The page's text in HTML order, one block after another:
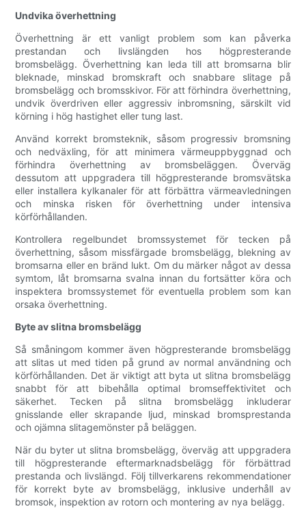
Undvika överhettning
Överhettning är ett vanligt problem som kan påverka
prestandan och livslängden hos högpresterande
bromsbelägg. Överhettning kan leda till att bromsarna blir
bleknade, minskad bromskraft och snabbare slitage på
bromsbelägg och bromsskivor. För att förhindra överhettning,
undvik överdriven eller aggressiv inbromsning, särskilt vid
körning i hög hastighet eller tung last.
Använd korrekt bromsteknik, såsom progressiv bromsning
och nedväxling, för att minimera värmeuppbyggnad och
förhindra överhettning av bromsbeläggen. Överväg
dessutom att uppgradera till högpresterande bromsvätska
eller installera kylkanaler för att förbättra värmeavledningen
och minska risken för överhettning under intensiva
körförhållanden.
Kontrollera regelbundet bromssystemet för tecken på
överhettning, såsom missfärgade bromsbelägg, blekning av
bromsarna eller en bränd lukt. Om du märker något av dessa
symtom, låt bromsarna svalna innan du fortsätter köra och
inspektera bromssystemet för eventuella problem som kan
orsaka överhettning.
Byte av slitna bromsbelägg
Så småningom kommer även högpresterande bromsbelägg
att slitas ut med tiden på grund av normal användning och
körförhållanden. Det är viktigt att byta ut slitna bromsbelägg
snabbt för att bibehålla optimal bromseffektivitet och
säkerhet. Tecken på slitna bromsbelägg inkluderar
gnisslande eller skrapande ljud, minskad bromsprestanda
och ojämna slitagemönster på beläggen.
När du byter ut slitna bromsbelägg, överväg att uppgradera
till högpresterande eftermarknadsbelägg för förbättrad
prestanda och livslängd. Följ tillverkarens rekommendationer
för korrekt byte av bromsbelägg, inklusive underhåll av
bromsok, inspektion av rotorn och montering av nya belägg.